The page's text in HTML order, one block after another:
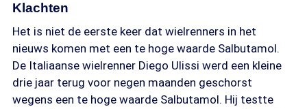
Klachten
Het is niet de eerste keer dat wielrenners in het
nieuws komen met een te hoge waarde Salbutamol.
De Italiaanse wielrenner Diego Ulissi werd een kleine
drie jaar terug voor negen maanden geschorst
wegens een te hoge waarde Salbutamol. Hij testte